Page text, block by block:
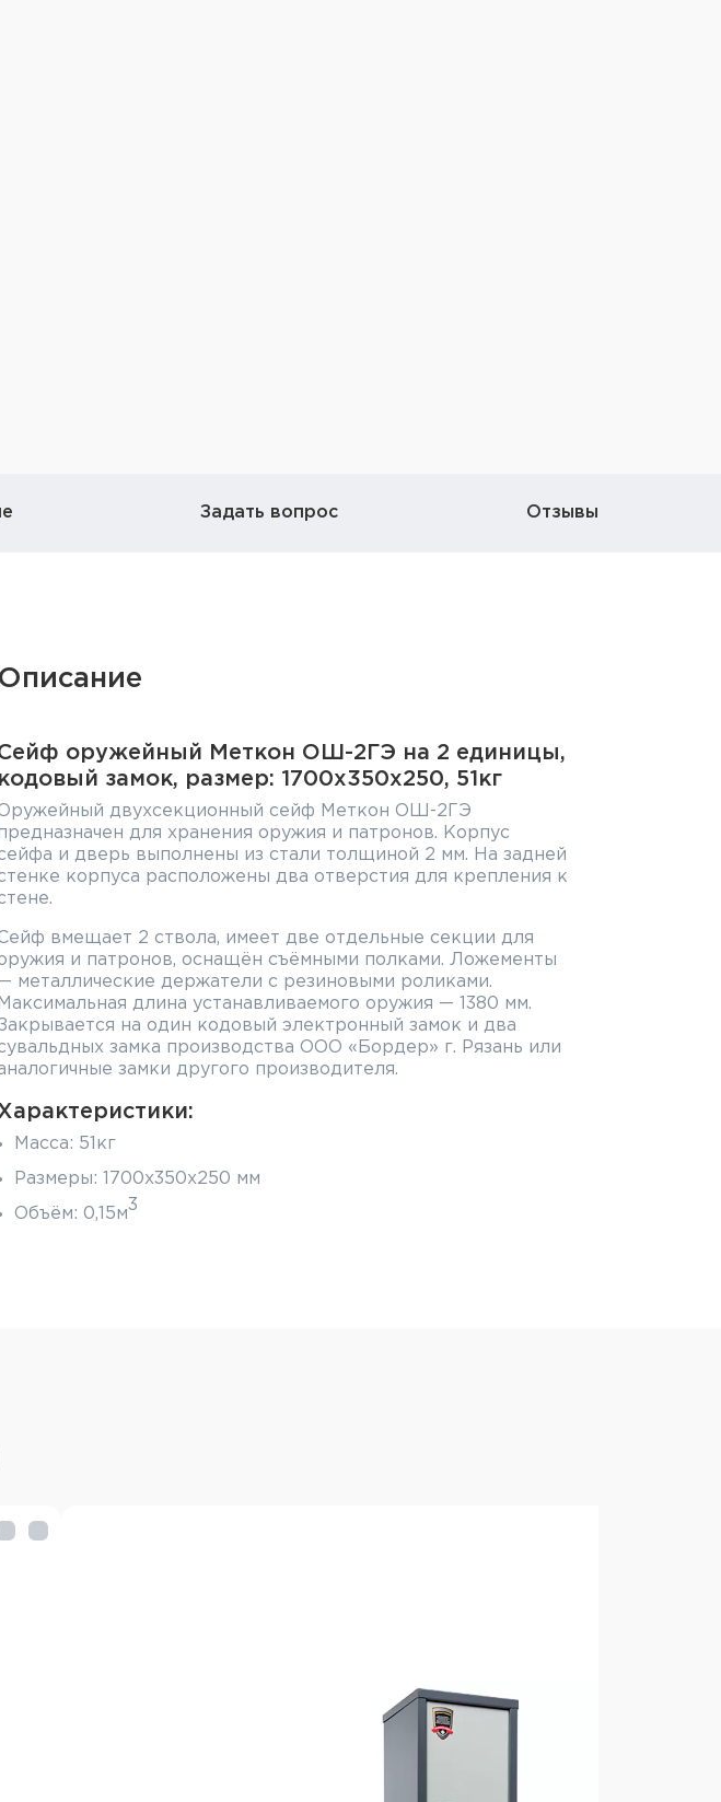
Задать вопрос Отзывы
Описание
оружейный Меткон ОШ-2ГЭ на 2 единицы,
кодовый замок, размер: 1700x350x250, 51кг
двухсекционный сейф Меткон ОШ-2ГЭ
для хранения оружия и патронов. Корпус
и дверь выполнены из стали толщиной 2 мм. На задней
корпуса расположены два отверстия для крепления к
вмещает 2 ствола, имеет две отдельные секции для
и патронов, оснащён съёмными полками. Ложементы
металлические держатели с резиновыми роликами.
Максимальная длина устанавливаемого оружия — 1380 мм.
на один кодовый электронный замок и два
замка производства ООО «Бордер» г. Рязань или
замки другого производителя.
Масса: 51кг
Размеры: 1700x350x250 мм
Объём: 0,15м
3
Комплектация: роликовые ложементы